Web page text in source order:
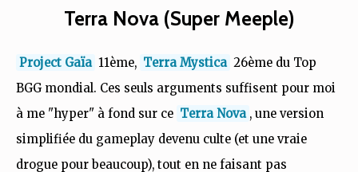
Terra Nova (Super Meeple)
Project Gaïa 11ème, Terra Mystica 26ème du Top
BGG mondial. Ces seuls arguments suffisent pour moi
à me "hyper" à fond sur ce Terra Nova , une version
simplifiée du gameplay devenu culte (et une vraie
drogue pour beaucoup), tout en ne faisant pas